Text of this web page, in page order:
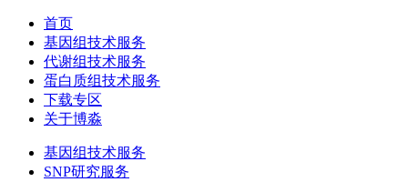
首页
基因组技术服务
代谢组技术服务
蛋白质组技术服务
下载专区
关于博淼
基因组技术服务
SNP研究服务